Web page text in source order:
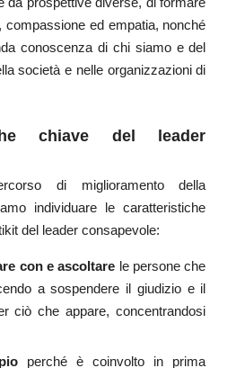
compassione ed empatia, nonché
conoscenza di chi siamo e del
società e nelle organizzazioni di
chiave del leader
di miglioramento della
individuare le caratteristiche
del leader consapevole:
con e ascoltare le persone che
a sospendere il giudizio e il
ciò che appare, concentrandosi
perché è coinvolto in prima